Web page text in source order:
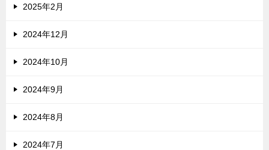
2025年2月
2024年12月
2024年10月
2024年9月
2024年8月
2024年7月